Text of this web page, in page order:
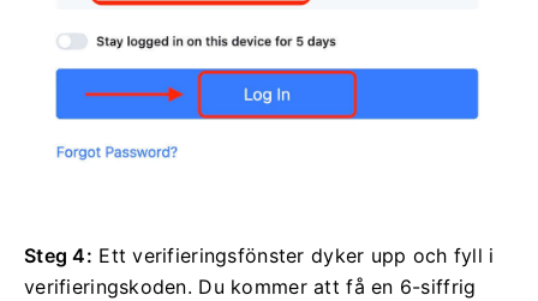
Steg 4: Ett verifieringsfönster dyker upp och fyll i
verifieringskoden. Du kommer att få en 6-siffrig